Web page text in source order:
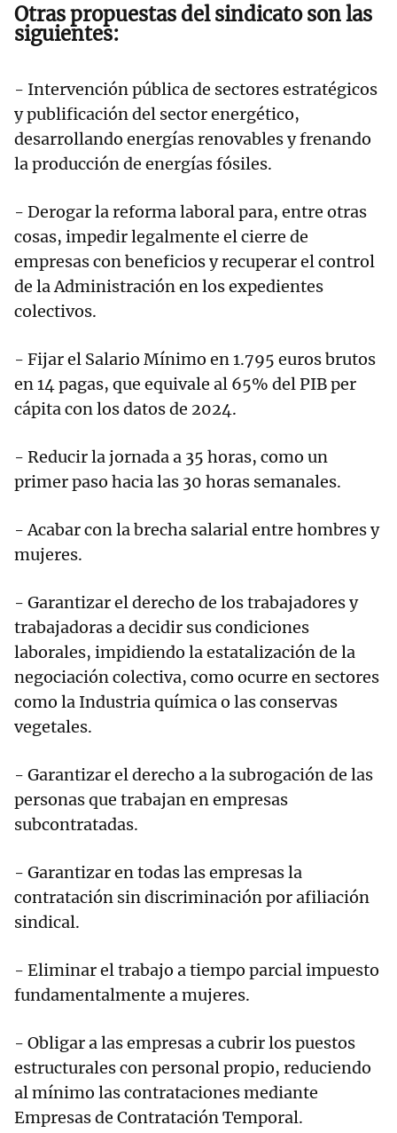
Otras propuestas del sindicato son las
siguientes:
- Intervención pública de sectores estratégicos
y publificación del sector energético,
desarrollando energías renovables y frenando
la producción de energías fósiles.
- Derogar la reforma laboral para, entre otras
cosas, impedir legalmente el cierre de
empresas con beneficios y recuperar el control
de la Administración en los expedientes
colectivos.
- Fijar el Salario Mínimo en 1.795 euros brutos
en 14 pagas, que equivale al 65% del PIB per
cápita con los datos de 2024.
- Reducir la jornada a 35 horas, como un
primer paso hacia las 30 horas semanales.
- Acabar con la brecha salarial entre hombres y
mujeres.
- Garantizar el derecho de los trabajadores y
trabajadoras a decidir sus condiciones
laborales, impidiendo la estatalización de la
negociación colectiva, como ocurre en sectores
como la Industria química o las conservas
vegetales.
- Garantizar el derecho a la subrogación de las
personas que trabajan en empresas
subcontratadas.
- Garantizar en todas las empresas la
contratación sin discriminación por afiliación
sindical.
- Eliminar el trabajo a tiempo parcial impuesto
fundamentalmente a mujeres.
- Obligar a las empresas a cubrir los puestos
estructurales con personal propio, reduciendo
al mínimo las contrataciones mediante
Empresas de Contratación Temporal.